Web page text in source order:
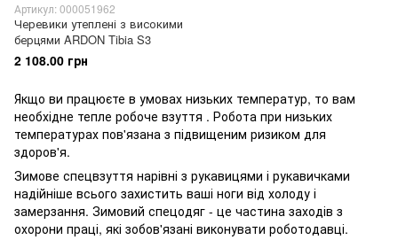
Артикул: 000051962
Черевики утеплені з високими
берцями ARDON Tibia S3
2 108.00 грн
Якщо ви працюєте в умовах низьких температур, то вам
необхідне тепле робоче взуття . Робота при низьких
температурах пов'язана з підвищеним ризиком для
здоров'я.
Зимове спецвзуття нарівні з рукавицями і рукавичками
надійніше всього захистить ваші ноги від холоду і
замерзання. Зимовий спецодяг - це частина заходів з
охорони праці, які зобов'язані виконувати роботодавці.